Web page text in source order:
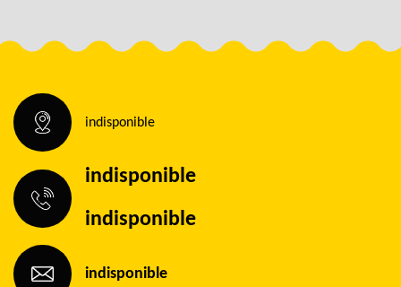
indisponible
indisponible
indisponible
indisponible